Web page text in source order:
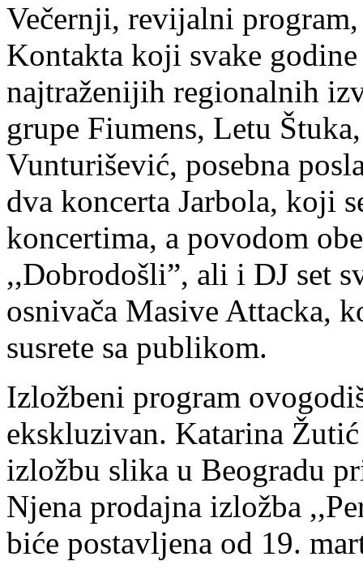
Večernji, revijalni program,
Kontakta koji svake
najtraženijih regionalnih
grupe Fiumens, Letu
Vunturišević, posebna
dva koncerta Jarbola, koji
koncertima, a povodom
,,Dobrodošli”, ali i DJ set
osnivača Masive Attacka,
susrete sa publikom.
Izložbeni program
ekskluzivan. Katarina
izložbu slika u Beogradu
Njena prodajna izložba
biće postavljena od 19.